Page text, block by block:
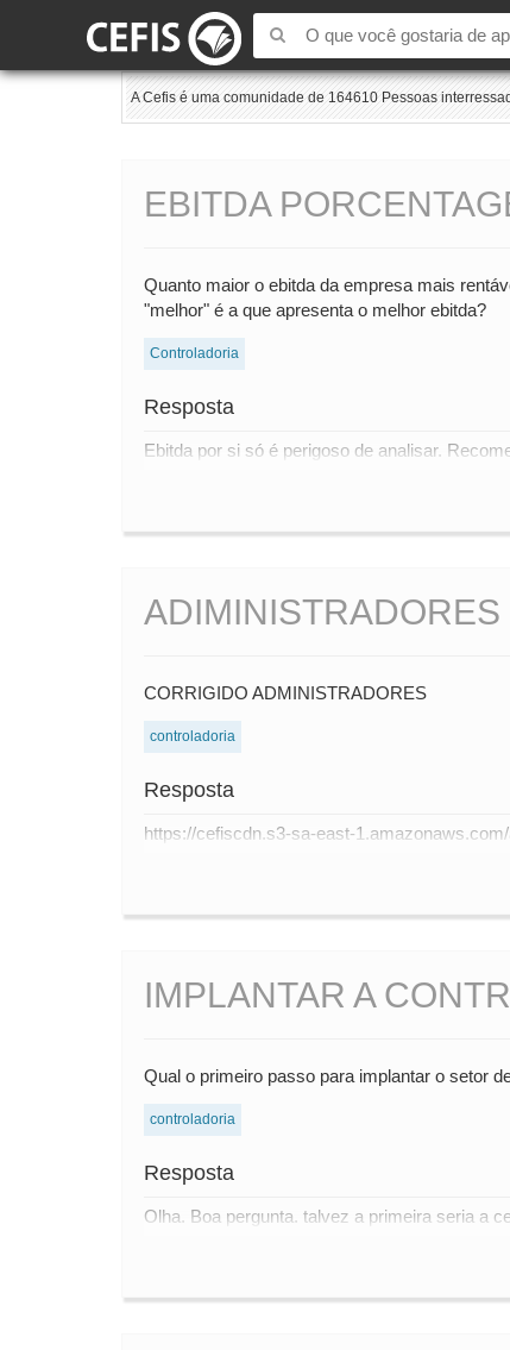
A Cefis é uma comunidade de 164610 Pessoas
EBITDA
Quanto maior o ebitda da empresa mais
"melhor" é a que apresenta o melhor ebitda?
Controladoria
Resposta
Ebitda por si só é perigoso de analisar.
ADIMINISTRADORES
CORRIGIDO ADMINISTRADORES
controladoria
Resposta
https://cefiscdn.s3-sa-east-
IMPLANTAR A
Qual o primeiro passo para implantar o setor
controladoria
Resposta
Olha. Boa pergunta. talvez a primeira seria a